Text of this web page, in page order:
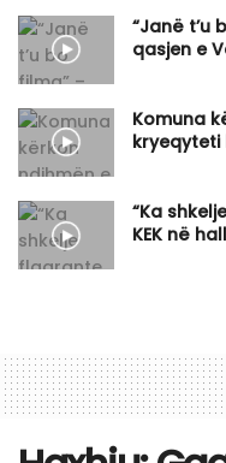
“Janë t’u
qasjen e
Komuna
“Ka
KEK në